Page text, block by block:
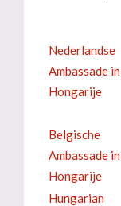
Nederlandse
Ambassade in
Hongarije
Belgische
Ambassade in
Hongarije
Hungarian